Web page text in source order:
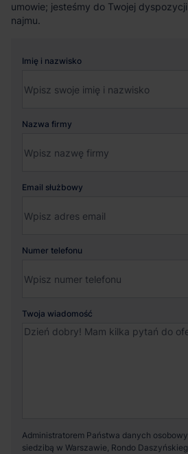
umowie; jesteśmy do Twojej
najmu.
Imię i nazwisko
Nazwa firmy
Email służbowy
Numer telefonu
Twoja wiadomość
Administratorem Państwa danych
siedzibą w Warszawie, Rondo